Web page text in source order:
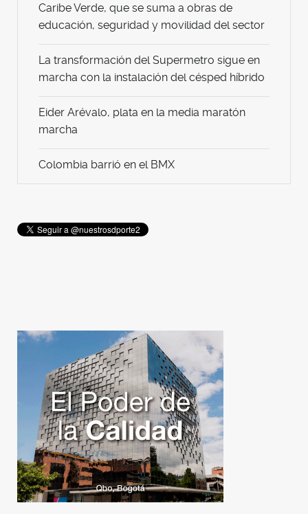
Caribe Verde, que se suma a obras de
educación, seguridad y movilidad del sector
La transformación del Supermetro sigue en
marcha con la instalación del césped híbrido
Eider Arévalo, plata en la media maratón
marcha
Colombia barrió en el BMX